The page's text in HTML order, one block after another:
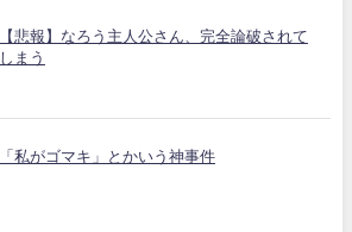
【悲報】なろう主人公さん、完全論破されて
しまう
「私がゴマキ」とかいう神事件